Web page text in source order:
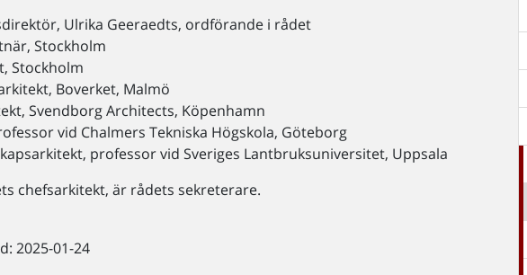
Ulrika Geeraedts, ordförande i rådet
Stockholm
Stockholm
Boverket, Malmö
Svendborg Architects, Köpenhamn
vid Chalmers Tekniska Högskola, Göteborg
professor vid Sveriges Lantbruksuniversitet, Uppsala
chefsarkitekt, är rådets sekreterare.
2025-01-24